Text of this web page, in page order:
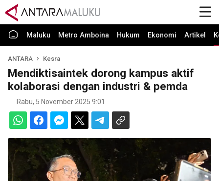
Maluku Metro Amboina Hukum Ekonomi Artikel
ANTARA Kesra
Mendiktisaintek dorong kampus aktif
kolaborasi dengan industri & pemda
Rabu, 5 November 2025 9:01